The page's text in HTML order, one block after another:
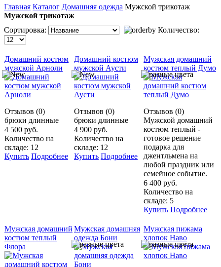
Главная Каталог Домашняя одежда Мужской трикотаж
Мужской трикотаж
Сортировка:
Количество:
Домашний костюм
мужской Арноли
Отзывов (0)
брюки длинные
4 500 руб.
Количество на
складе: 12
Купить Подробнее
Домашний костюм
мужской Аусти
Отзывов (0)
брюки длинные
4 900 руб.
Количество на
складе: 12
Купить Подробнее
Мужская домашний
костюм теплый Думо
Отзывов (0)
Мужской домашний
костюм теплый -
готовое решение
подарка для
джентльмена на
любой праздник или
семейное событие.
6 400 руб.
Количество на
складе: 5
Купить Подробнее
Мужская домашний
костюм теплый
Флора
Мужская домашняя
одежда Бони
Мужская пижама
хлопок Наво